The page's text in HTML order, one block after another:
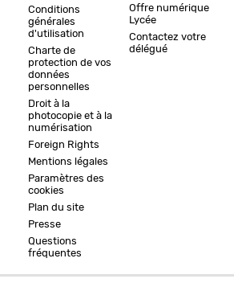
Conditions
générales
d'utilisation
Charte de
protection de vos
données
personnelles
Droit à la
photocopie et à la
numérisation
Foreign Rights
Mentions légales
Paramètres des
cookies
Plan du site
Presse
Questions
fréquentes
Offre numérique
Lycée
Contactez votre
délégué